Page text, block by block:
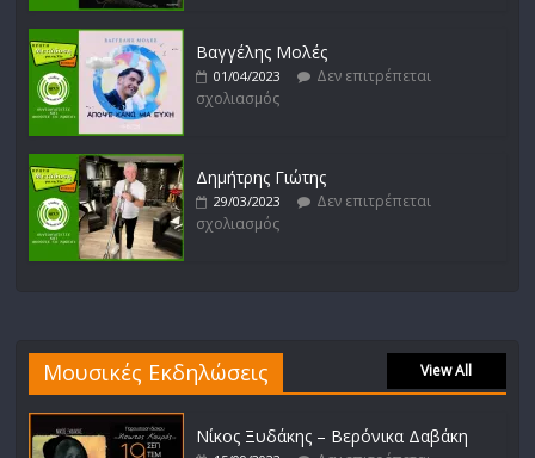
Βαγγέλης Μολές
01/04/2023
Δεν επιτρέπεται
σχολιασμός
Δημήτρης Γιώτης
29/03/2023
Δεν επιτρέπεται
σχολιασμός
Μουσικές Εκδηλώσεις View All
Νίκος Ξυδάκης – Βερόνικα Δαβάκη